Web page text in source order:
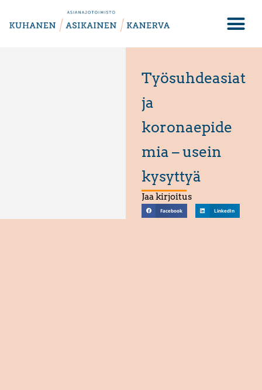
Työsuhdeasiat
ja
koronaepide
mia – usein
kysyttyä
Jaa kirjoitus
Facebook LinkedIn